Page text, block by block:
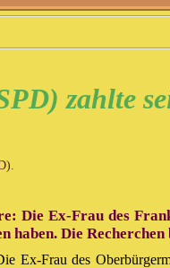
zahlte
Die Ex-Frau des
haben. Die
Ex-Frau des